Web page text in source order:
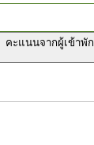
คะแนนจากผู้เข้าพัก